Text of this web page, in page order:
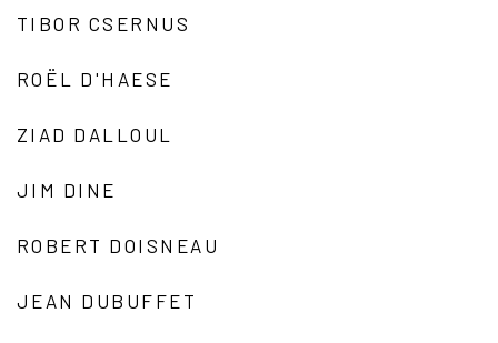
TIBOR CSERNUS
ROËL D'HAESE
ZIAD DALLOUL
JIM DINE
ROBERT DOISNEAU
JEAN DUBUFFET